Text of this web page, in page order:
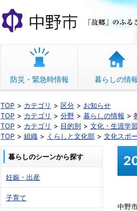
文
へ
動
防災・緊急時情報 暮らしの情
TOP カテゴリ 区分
お知らせ
TOP
カテゴリ 分野 暮らしの情報
TOP
カテゴリ 目的別 文化・生涯学
TOP
組織 くらしと文化部 文化スポ
中野
暮らしのシーンから探す
妊娠・出産
子育て